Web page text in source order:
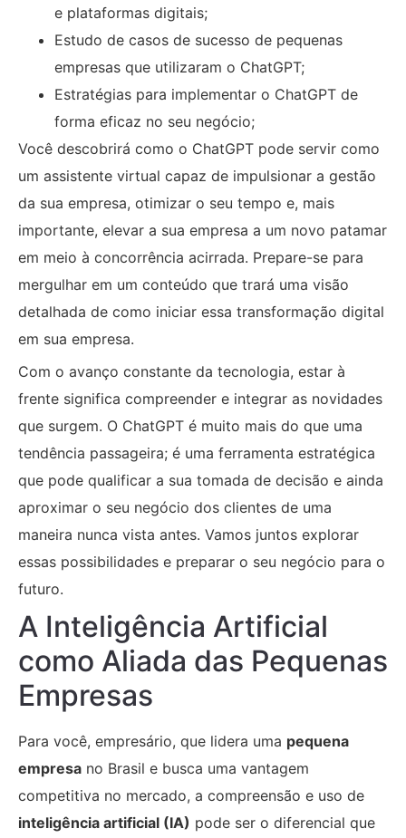
e plataformas digitais;
Estudo de casos de sucesso de pequenas
empresas que utilizaram o ChatGPT;
Estratégias para implementar o ChatGPT de
forma eficaz no seu negócio;
Você descobrirá como o ChatGPT pode servir como
um assistente virtual capaz de impulsionar a gestão
da sua empresa, otimizar o seu tempo e, mais
importante, elevar a sua empresa a um novo patamar
em meio à concorrência acirrada. Prepare-se para
mergulhar em um conteúdo que trará uma visão
detalhada de como iniciar essa transformação digital
em sua empresa.
Com o avanço constante da tecnologia, estar à
frente significa compreender e integrar as novidades
que surgem. O ChatGPT é muito mais do que uma
tendência passageira; é uma ferramenta estratégica
que pode qualificar a sua tomada de decisão e ainda
aproximar o seu negócio dos clientes de uma
maneira nunca vista antes. Vamos juntos explorar
essas possibilidades e preparar o seu negócio para o
futuro.
A Inteligência Artificial
como Aliada das Pequenas
Empresas
Para você, empresário, que lidera uma pequena
empresa no Brasil e busca uma vantagem
competitiva no mercado, a compreensão e uso de
inteligência artificial (IA) pode ser o diferencial que